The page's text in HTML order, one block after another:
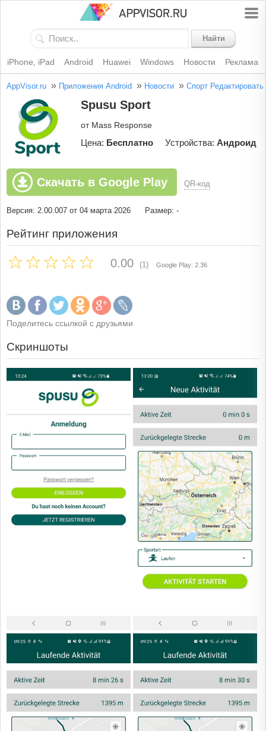
Найти
iPhone, iPad Android Huawei Windows Новости Реклама
AppVisor.ru » Приложения Android » Новости » Спорт Редактировать
Spusu Sport
от Mass Response
Цена: Бесплатно Устройства: Андроид
Скачать в Google Play QR-код
Версия: 2.00.007 от 04 марта 2026 Размер: -
Рейтинг приложения
0.00 (1) Google Play: 2.36
Поделитесь ссылкой с друзьями
Скриншоты